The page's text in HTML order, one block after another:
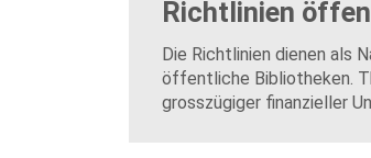
Richtlinien
Die Richtlinien dienen als
öffentliche Bibliotheken.
grosszügiger finanzieller